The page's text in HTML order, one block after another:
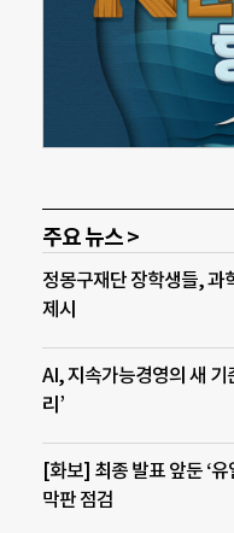
주요 뉴스 >
정몽구재단 장학생들, 과
제시
AI, 지속가능경영의 새
리’
[화보] 최종 발표 앞둔 ‘
막판 점검